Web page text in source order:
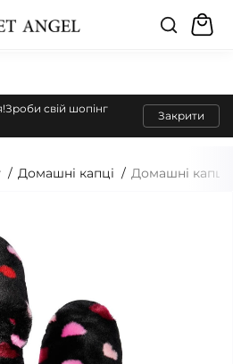
свій шопінг
Закрити
Домашні капці Домашні капці